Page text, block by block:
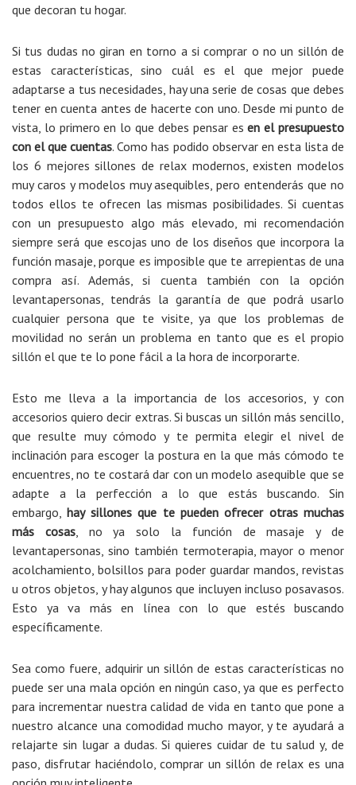
que decoran tu hogar.
Si tus dudas no giran en torno a si comprar o no un sillón de
estas características, sino cuál es el que mejor puede
adaptarse a tus necesidades, hay una serie de cosas que debes
tener en cuenta antes de hacerte con uno. Desde mi punto de
vista, lo primero en lo que debes pensar esen el presupuesto
con el que cuentas. Como has podido observar en esta lista de
los 6 mejores sillones de relax modernos, existen modelos
muy caros y modelos muy asequibles, pero entenderás que no
todos ellos te ofrecen las mismas posibilidades. Si cuentas
con un presupuesto algo más elevado, mi recomendación
siempre será que escojas uno de los diseños que incorpora la
función masaje, porque es imposible que te arrepientas de una
compra así. Además, si cuenta también con la opción
levantapersonas, tendrás la garantía de que podrá usarlo
cualquier persona que te visite, ya que los problemas de
movilidad no serán un problema en tanto que es el propio
sillón el que te lo pone fácil a la hora de incorporarte.
Esto me lleva a la importancia de los accesorios, y con
accesorios quiero decir extras. Si buscas un sillón más sencillo,
que resulte muy cómodo y te permita elegir el nivel de
inclinación para escoger la postura en la que más cómodo te
encuentres, no te costará dar con un modelo asequible que se
adapte a la perfección a lo que estás buscando. Sin
embargo,hay sillones que te pueden ofrecer otras muchas
más cosas, no ya solo la función de masaje y de
levantapersonas, sino también termoterapia, mayor o menor
acolchamiento, bolsillos para poder guardar mandos, revistas
u otros objetos, y hay algunos que incluyen incluso posavasos.
Esto ya va más en línea con lo que estés buscando
específicamente.
Sea como fuere, adquirir un sillón de estas características no
puede ser una mala opción en ningún caso, ya que es perfecto
para incrementar nuestra calidad de vida en tanto que pone a
nuestro alcance una comodidad mucho mayor, y te ayudará a
relajarte sin lugar a dudas. Si quieres cuidar de tu salud y, de
paso, disfrutar haciéndolo, comprar un sillón de relax es una